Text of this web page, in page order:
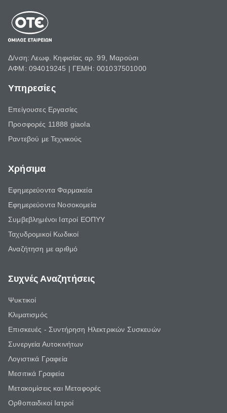
Δ/νση: Λεωφ. Κηφισίας αρ. 99, Μαρούσι
ΑΦΜ: 094019245 | ΓΕΜΗ: 001037501000
Υπηρεσίες
Επείγουσες Εργασίες
Προσφορές 11888 giaola
Ραντεβού με Τεχνικούς
Χρήσιμα
Εφημερεύοντα Φαρμακεία
Εφημερεύοντα Νοσοκομεία
Συμβεβλημένοι Ιατροί ΕΟΠΥΥ
Ταχυδρομικοί Κωδικοί
Αναζήτηση με αριθμό
Συχνές Αναζητήσεις
Ψυκτικοί
Κλιματισμός
Επισκευές - Συντήρηση Ηλεκτρικών Συσκευών
Συνεργεία Αυτοκινήτων
Λογιστικά Γραφεία
Μεσιτικά Γραφεία
Μετακομίσεις και Μεταφορές
Ορθοπαιδικοί Ιατροί